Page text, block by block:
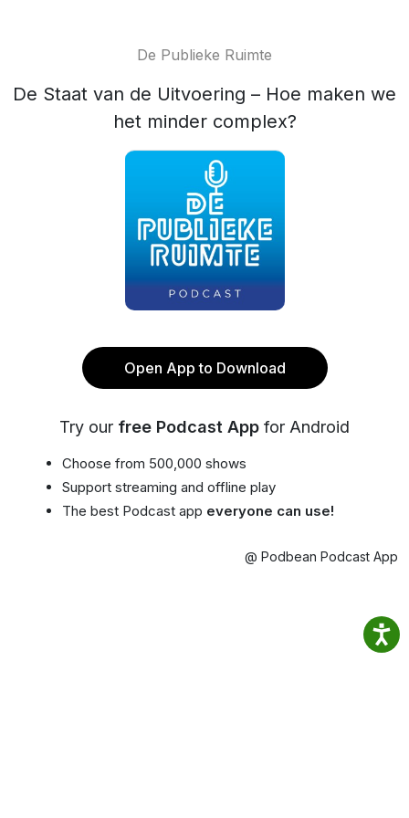
De Publieke Ruimte
De Staat van de Uitvoering – Hoe maken we
het minder complex?
Open App to Download
Try our free Podcast App for Android
Choose from 500,000 shows
Support streaming and offline play
The best Podcast app everyone can use!
@ Podbean Podcast App